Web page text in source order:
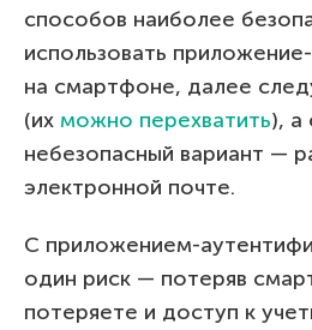
способов наиболее
использовать
на смартфоне, далее
(их можно перехватить), а
небезопасный вариант —
электронной почте.
C приложением-
один риск — потеряв
потеряете и доступ к